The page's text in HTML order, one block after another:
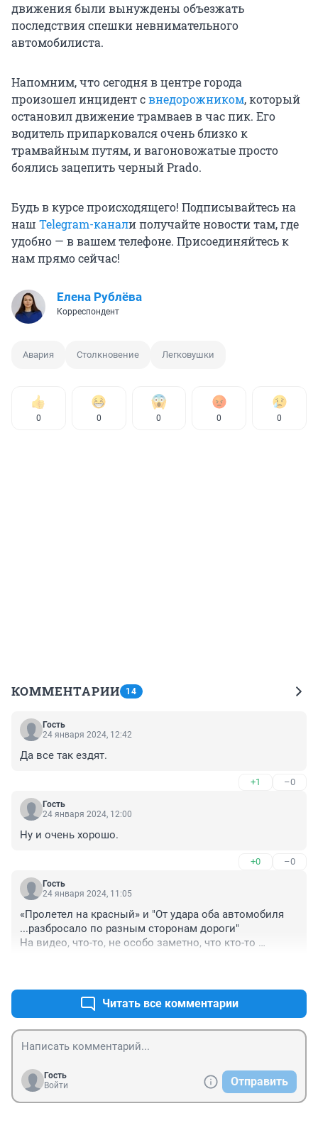
движения были вынуждены объезжать
последствия спешки невнимательного
автомобилиста.
Напомним, что сегодня в центре города
произошел инцидент свнедорожником, который
остановил движение трамваев в час пик. Его
водитель припарковался очень близко к
трамвайным путям, и вагоновожатые просто
боялись зацепить черный Prado.
Будь в курсе происходящего! Подписывайтесь на
наш Telegram-канали получайте новости там, где
удобно — в вашем телефоне. Присоединяйтесь к
нам прямо сейчас!
Елена Рублёва
Корреспондент
Авария Столкновение Легковушки
0 0 0 0 0
КОММЕНТАРИИ 14
Гость
24 января 2024, 12:42
Да все так ездят.
+1 –0
Гость
24 января 2024, 12:00
Ну и очень хорошо.
+0 –0
Гость
24 января 2024, 11:05
«Пролетел на красный» и "От удара оба автомобиля
...разбросало по разным сторонам дороги"
На видео, что-то, не особо заметно, что кто-то
Читать все комментарии
Гость
Войти
Отправить